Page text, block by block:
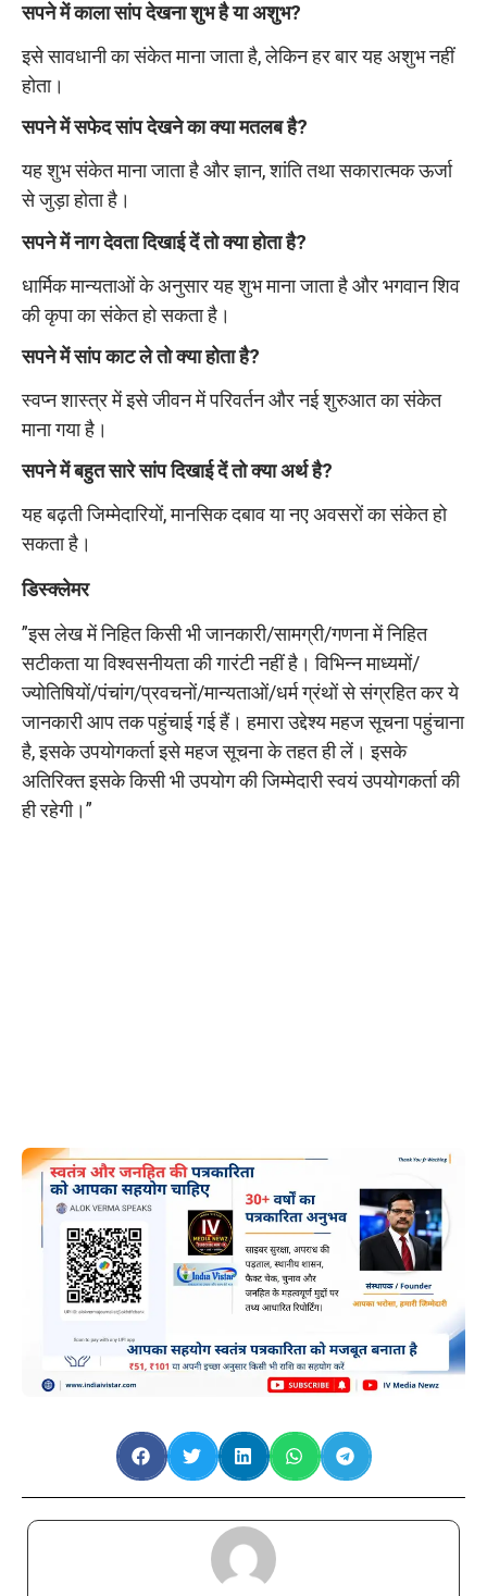
सपने में काला सांप देखना शुभ है या अशुभ?
इसे सावधानी का संकेत माना जाता है, लेकिन हर बार यह अशुभ नहीं
होता।
सपने में सफेद सांप देखने का क्या मतलब है?
यह शुभ संकेत माना जाता है और ज्ञान, शांति तथा सकारात्मक ऊर्जा
से जुड़ा होता है।
सपने में नाग देवता दिखाई दें तो क्या होता है?
धार्मिक मान्यताओं के अनुसार यह शुभ माना जाता है और भगवान शिव
की कृपा का संकेत हो सकता है।
सपने में सांप काट ले तो क्या होता है?
स्वप्न शास्त्र में इसे जीवन में परिवर्तन और नई शुरुआत का संकेत
माना गया है।
सपने में बहुत सारे सांप दिखाई दें तो क्या अर्थ है?
यह बढ़ती जिम्मेदारियों, मानसिक दबाव या नए अवसरों का संकेत हो
सकता है।
डिस्क्लेमर
”इस लेख में निहित किसी भी जानकारी/सामग्री/गणना में निहित
सटीकता या विश्वसनीयता की गारंटी नहीं है। विभिन्न माध्यमों/
ज्योतिषियों/पंचांग/प्रवचनों/मान्यताओं/धर्म ग्रंथों से संग्रहित कर ये
जानकारी आप तक पहुंचाई गई हैं। हमारा उद्देश्य महज सूचना पहुंचाना
है, इसके उपयोगकर्ता इसे महज सूचना के तहत ही लें। इसके
अतिरिक्त इसके किसी भी उपयोग की जिम्मेदारी स्वयं उपयोगकर्ता की
ही रहेगी।”